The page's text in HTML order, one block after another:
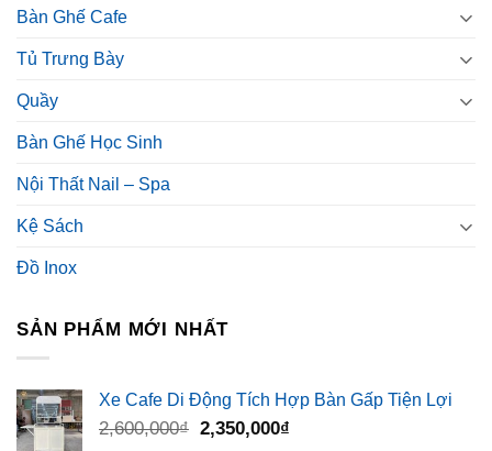
Bàn Ghế Cafe
Tủ Trưng Bày
Quầy
Bàn Ghế Học Sinh
Nội Thất Nail – Spa
Kệ Sách
Đồ Inox
SẢN PHẨM MỚI NHẤT
Xe Cafe Di Động Tích Hợp Bàn Gấp Tiện Lợi
2,600,000₫ Giá
2,350,000₫